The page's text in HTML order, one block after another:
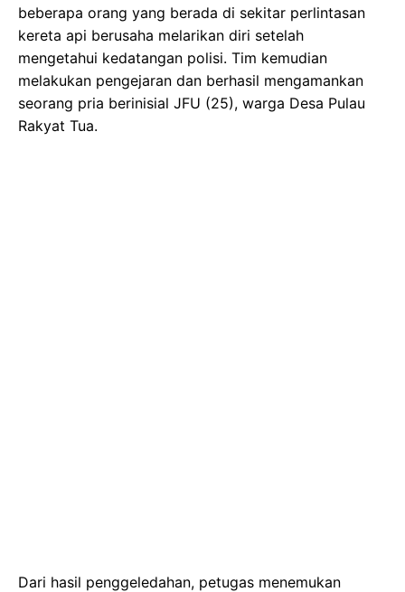
beberapa orang yang berada di sekitar perlintasan
kereta api berusaha melarikan diri setelah
mengetahui kedatangan polisi. Tim kemudian
melakukan pengejaran dan berhasil mengamankan
seorang pria berinisial JFU (25), warga Desa Pulau
Rakyat Tua.
Dari hasil penggeledahan, petugas menemukan